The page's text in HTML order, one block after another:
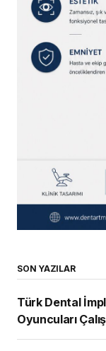
SON YAZILAR
Türk Dental
Oyuncuları